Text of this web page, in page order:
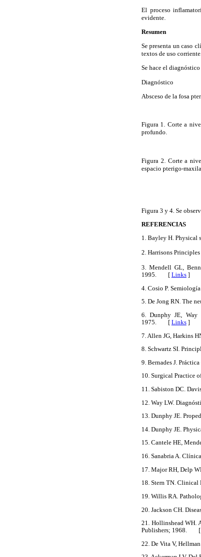
El proceso
evidente.
Resumen
Se presenta un caso
textos de uso
Se hace el
Diagnóstico
Absceso de la fosa
Figura 1. Corte a
profundo.
Figura 2. Corte a
espacio pterigo-
Figura 3 y 4. Se
REFERENCIAS
1. Bayley H.
2. Harrisons
3. Mendell GL,
1995. [ Links ]
4. Cosio P.
5. De Jong RN. The
6. Dunphy JE, Way
1975. [ Links ]
7. Allen JG, Harkins
8. Schwartz SI.
9. Bernades J.
10. Surgical
11. Sabiston DC.
12. Way LW.
13. Dunphy JE.
14. Dunphy JE.
15. Cantele HE,
16. Sanabria A.
17. Major RH, Delp
18. Stern TN.
19. Willis RA.
20. Jackson CH.
21. Hollinshead WH.
Publishers; 1968. [
22. De Vita V,